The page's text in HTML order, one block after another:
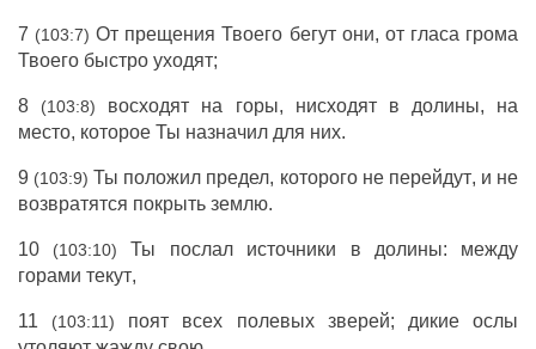
7 (103:7) От прещения Твоего бегутони, от гласа грома
Твоего быстро уходят;
8 (103:8) восходят на горы, нисходятв долины, на
место, которое Ты назначилдля них.
9 (103:9) Ты положил предел, которого не перейдут, и не
возвратятся покрыть землю.
10 (103:10) Ты послал источники в долины: между
горами текут,
11 (103:11) поят всех полевых зверей; дикие
ослы